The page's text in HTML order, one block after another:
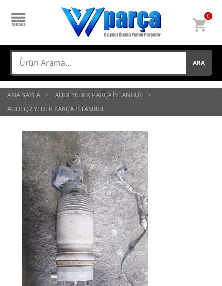
0
ARA
ANA SAYFA
AUDI YEDEK PARÇA İSTANBUL
AUDI Q7 YEDEK PARÇA İSTANBUL